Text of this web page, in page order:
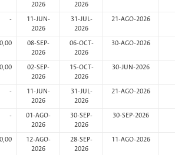
2026
2026
-
11-JUN-
2026
31-JUL-
2026
21-AGO-2026
08-SEP-
2026
06-OCT-
2026
30-AGO-2026
02-SEP-
2026
15-OCT-
2026
30-JUN-2026
-
11-JUN-
2026
31-JUL-
2026
21-AGO-2026
-
01-AGO-
2026
30-SEP-
2026
30-SEP-2026
12-AGO-
2026
28-SEP-
2026
11-AGO-2026